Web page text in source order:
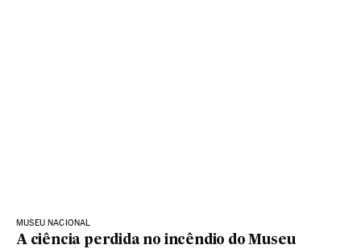
MUSEU NACIONAL
A ciência perdida no incêndio do Museu